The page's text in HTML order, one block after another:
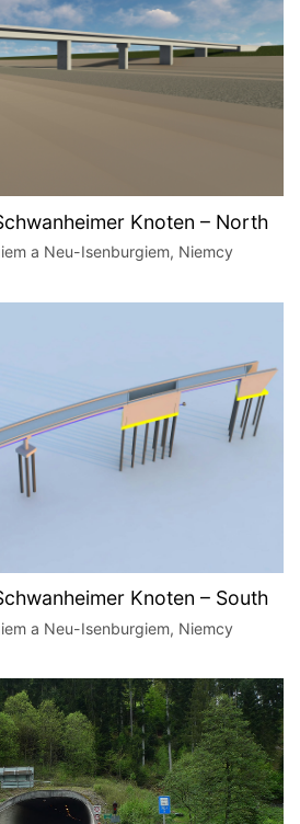
Knoten – North
a Neu-Isenburgiem, Niemcy
Knoten – South
a Neu-Isenburgiem, Niemcy